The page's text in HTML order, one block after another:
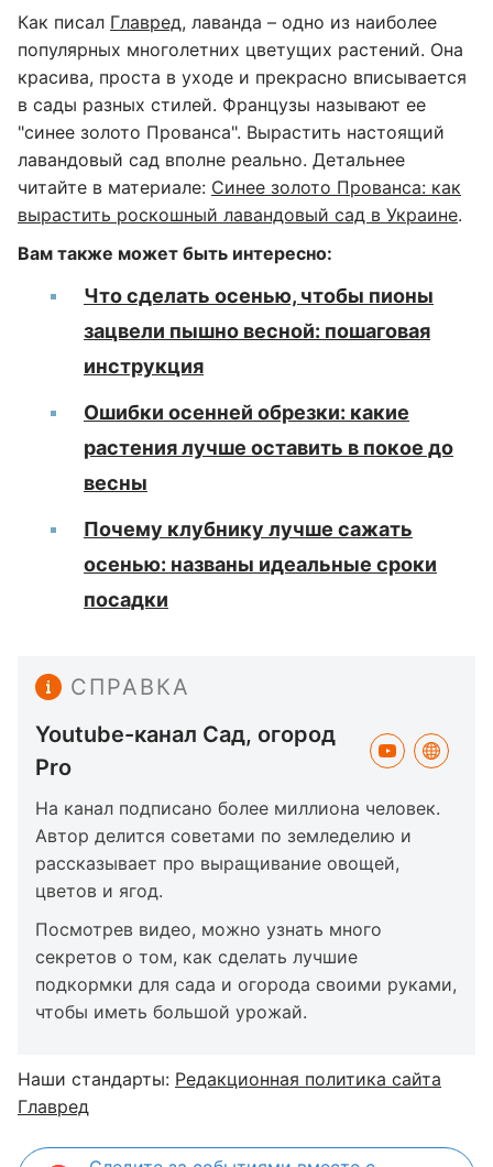
Как писал Главред, лаванда – одно из наиболее
популярных многолетних цветущих растений. Она
красива, проста в уходе и прекрасно вписывается
в сады разных стилей. Французы называют ее
"синее золото Прованса". Вырастить настоящий
лавандовый сад вполне реально. Детальнее
читайте в материале: Синее золото Прованса: как
вырастить роскошный лавандовый сад в Украине.
Вам также может быть интересно:
Что сделать осенью, чтобы пионы
зацвели пышно весной: пошаговая
инструкция
Ошибки осенней обрезки: какие
растения лучше оставить в покое до
весны
Почему клубнику лучше сажать
осенью: названы идеальные сроки
посадки
СПРАВКА
Youtube-канал Сад, огород
Pro
На канал подписано более миллиона человек.
Автор делится советами по земледелию и
рассказывает про выращивание овощей,
цветов и ягод.
Посмотрев видео, можно узнать много
секретов о том, как сделать лучшие
подкормки для сада и огорода своими руками,
чтобы иметь большой урожай.
Наши стандарты: Редакционная политика сайта
Главред